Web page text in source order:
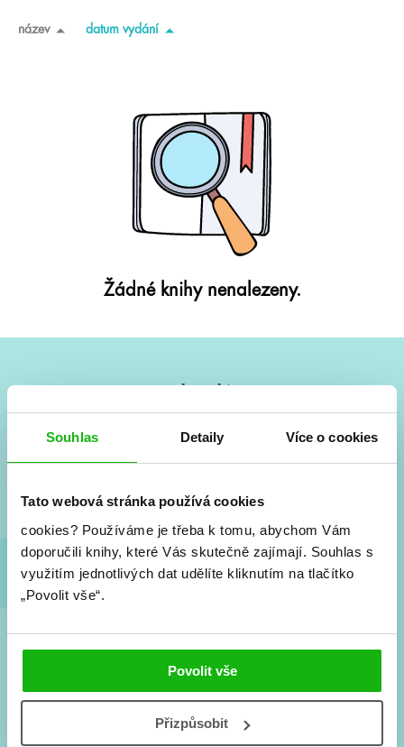
Souhlas Detaily Více o cookies
Tato webová stránka používá cookies
cookies? Používáme je třeba k tomu, abychom Vám
doporučili knihy, které Vás skutečně zajímají. Souhlas s
využitím jednotlivých dat udělíte kliknutím na tlačítko
„Povolit vše“.
Povolit vše
Přizpůsobit
název datum vydání
Žádné knihy nenalezeny.
Vše kolem #youngadult každý měsíc rovnou do mailu!
a seriálové adaptace a další.
Souhlasím spodmínkami zpracování osobních údajů
Tvá e-mailová adresa je u nás v bezpečí. Přečti si